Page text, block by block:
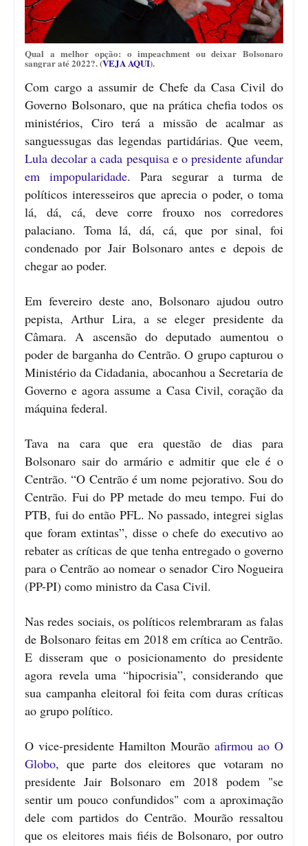
Qual a melhor opção: o impeachment ou deixar Bolsonaro
sangrar até 2022?. (VEJA AQUI).
Com cargo a assumir de Chefe da Casa Civil do
Governo Bolsonaro, que na prática chefia todos os
ministérios, Ciro terá a missão de acalmar as
sanguessugas das legendas partidárias. Que veem,
Lula decolar a cada pesquisa e o presidente afundar
em impopularidade. Para segurar a turma de
políticos interesseiros que aprecia o poder, o toma
lá, dá, cá, deve corre frouxo nos corredores
palaciano. Toma lá, dá, cá, que por sinal, foi
condenado por Jair Bolsonaro antes e depois de
chegar ao poder.
Em fevereiro deste ano, Bolsonaro ajudou outro
pepista, Arthur Lira, a se eleger presidente da
Câmara. A ascensão do deputado aumentou o
poder de barganha do Centrão. O grupo capturou o
Ministério da Cidadania, abocanhou a Secretaria de
Governo e agora assume a Casa Civil, coração da
máquina federal.
Tava na cara que era questão de dias para
Bolsonaro sair do armário e admitir que ele é o
Centrão. “O Centrão é um nome pejorativo. Sou do
Centrão. Fui do PP metade do meu tempo. Fui do
PTB, fui do então PFL. No passado, integrei siglas
que foram extintas”, disse o chefe do executivo ao
rebater as críticas de que tenha entregado o governo
para o Centrão ao nomear o senador Ciro Nogueira
(PP-PI) como ministro da Casa Civil.
Nas redes sociais, os políticos relembraram as falas
de Bolsonaro feitas em 2018 em crítica ao Centrão.
E disseram que o posicionamento do presidente
agora revela uma “hipocrisia”, considerando que
sua campanha eleitoral foi feita com duras críticas
ao grupo político.
O vice-presidente Hamilton Mourão afirmou ao O
Globo, que parte dos eleitores que votaram no
presidente Jair Bolsonaro em 2018 podem "se
sentir um pouco confundidos" com a aproximação
dele com partidos do Centrão. Mourão ressaltou
que os eleitores mais fiéis de Bolsonaro, por outro